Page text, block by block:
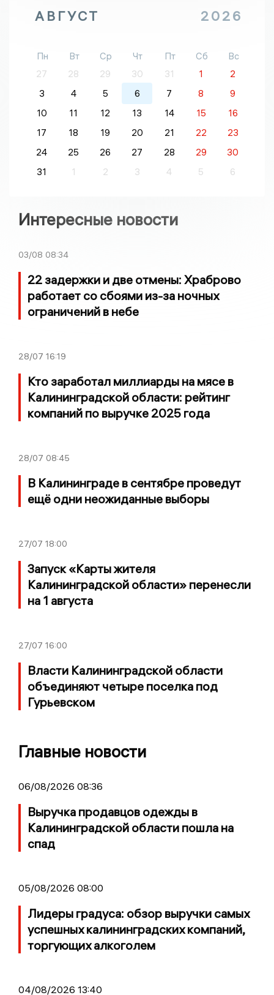
АВГУСТ 2026
Пн Вт Ср Чт Пт Сб
Вс
27
28 29 30 31 1
2
3
4 5 6 7 8
9
10
11 12 13 14 15
16
17
18 19 20 21 22
23
24
25 26 27 28 29
30
31
1 2 3 4 5 6
Интересные новости
03/08 08:34
22 задержки и две отмены: Храброво
работает со сбоями из-за ночных
ограничений в небе
28/07 16:19
Кто заработал миллиарды на мясе в
Калининградской области: рейтинг
компаний по выручке 2025 года
28/07 08:45
В Калининграде в сентябре проведут
ещё одни неожиданные выборы
27/07 18:00
Запуск «Карты жителя
Калининградской области» перенесли
на 1 августа
27/07 16:00
Власти Калининградской области
объединяют четыре поселка под
Гурьевском
Главные новости
06/08/2026 08:36
Выручка продавцов одежды в
Калининградской области пошла на
спад
05/08/2026 08:00
Лидеры градуса: обзор выручки самых
успешных калининградских компаний,
торгующих алкоголем
04/08/2026 13:40